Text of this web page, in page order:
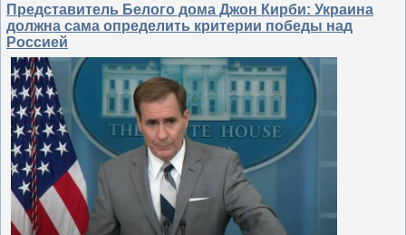
Представитель Белого дома Джон Кирби: Украина
должна сама определить критерии победы над
Россией